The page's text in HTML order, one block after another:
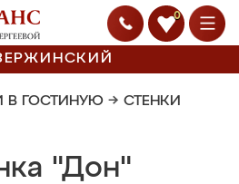
0
В ГОСТИНУЮ → СТЕНКИ
"Дон"